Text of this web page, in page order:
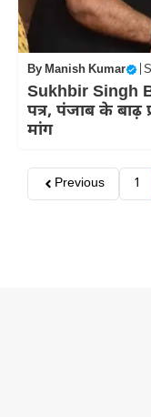
ByManish Kumar
Sukhbir Singh
पत्र, पंजाब के बाढ़
मांग
Previous 1